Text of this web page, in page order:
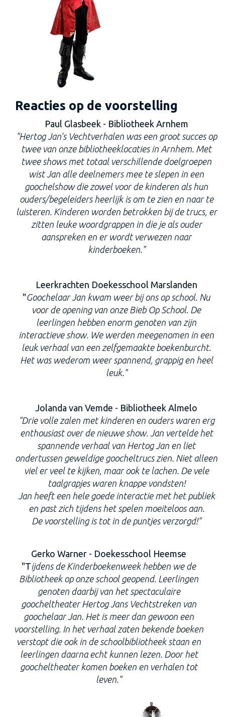
Reacties op de voorstelling
Paul Glasbeek - Bibliotheek Arnhem
"Hertog Jan's Vechtverhalen was een groot succes op
twee van onze bibliotheeklocaties in Arnhem. Met
twee shows met totaal verschillende doelgroepen
wist Jan alle deelnemers mee te slepen in een
goochelshow die zowel voor de kinderen als hun
ouders/begeleiders heerlijk is om te zien en naar te
luisteren. Kinderen worden betrokken bij de trucs, er
zitten leuke woordgrappen in die je als ouder
aanspreken en er wordt verwezen naar
kinderboeken."
Leerkrachten Doekesschool Marslanden
"Goochelaar Jan kwam weer bij ons op school. Nu
voor de opening van onze Bieb Op School. De
leerlingen hebben enorm genoten van zijn
interactieve show. We werden meegenomen in een
leuk verhaal van een zelfgemaakte boekenburcht.
Het was wederom weer spannend, grappig en heel
leuk."
Jolanda van Vemde - Bibliotheek Almelo
"Drie volle zalen met kinderen en ouders waren erg
enthousiast over de nieuwe show. Jan vertelde het
spannende verhaal van Hertog Jan en liet
ondertussen geweldige goocheltrucs zien. Niet alleen
viel er veel te kijken, maar ook te lachen. De vele
taalgrapjes waren knappe vondsten!
Jan heeft een hele goede interactie met het publiek
en past zich tijdens het spelen moeiteloos aan.
De voorstelling is tot in de puntjes verzorgd!"
Gerko Warner - Doekesschool Heemse
"Tijdens de Kinderboekenweek hebben we de
Bibliotheek op onze school geopend. Leerlingen
genoten daarbij van het spectaculaire
goocheltheater Hertog Jans Vechtstreken van
goochelaar Jan. Het is meer dan gewoon een
voorstelling. In het verhaal zaten bekende boeken
verstopt die ook in de schoolbibliotheek staan en
leerlingen daarna echt kunnen lezen. Door het
goocheltheater komen boeken en verhalen tot
leven."